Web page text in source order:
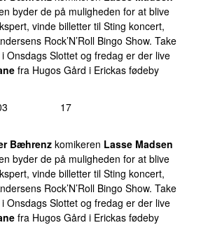
byder de på muligheden for at blive
vinde billetter til Sting koncert,
Rock’N’Roll Bingo Show. Take
Onsdags Slottet og fredag er der live
fra Hugos Gård i Erickas fødeby
17
Bæhrenz komikeren Lasse Madsen
byder de på muligheden for at blive
vinde billetter til Sting koncert,
Rock’N’Roll Bingo Show. Take
Onsdags Slottet og fredag er der live
fra Hugos Gård i Erickas fødeby